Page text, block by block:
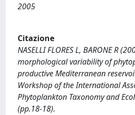
2005
Citazione
NASELLI FLORES L, BARONE R
morphological variability of
productive Mediterranean
Workshop of the International
Phytoplankton Taxonomy and
(pp.18-18).